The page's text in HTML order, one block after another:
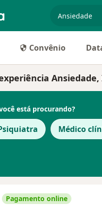
Convênio
está procurando?
Médico
Pagamento online